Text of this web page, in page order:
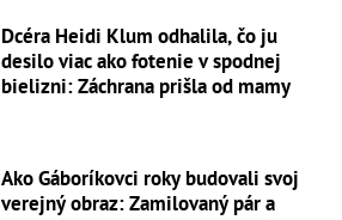
Dcéra Heidi Klum odhalila, čo ju
desilo viac ako fotenie v spodnej
bielizni: Záchrana prišla od mamy
Ako Gáboríkovci roky budovali svoj
verejný obraz: Zamilovaný pár a